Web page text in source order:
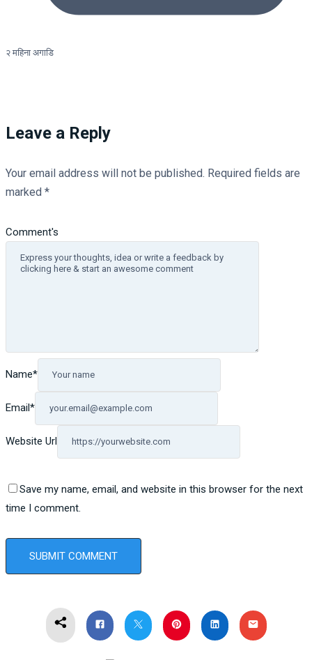
२ महिना अगाडि
Leave a Reply
Your email address will not be published. Required fields are
marked *
Comment's
Name*
Email*
Website Url
Save my name, email, and website in this browser for the next
time I comment.